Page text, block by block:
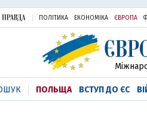
ПОЛІТИКА ЕКОНОМІКА ЄВРОПА
ПОЛЬЩА ВСТУП ДО ЄС